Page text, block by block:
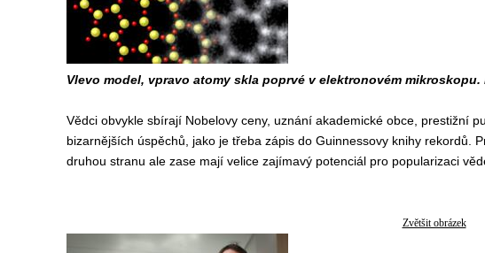
Vlevo model, vpravo atomy skla poprvé v elektronovém mikroskopu.
Vědci obvykle sbírají Nobelovy ceny, uznání akademické obce, prestižní
bizarnějších úspěchů, jako je třeba zápis do Guinnessovy knihy rekordů.
druhou stranu ale zase mají velice zajímavý potenciál pro popularizaci
Zvětšit obrázek